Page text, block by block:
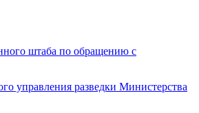
штаба по обращению с
управления разведки Министерства